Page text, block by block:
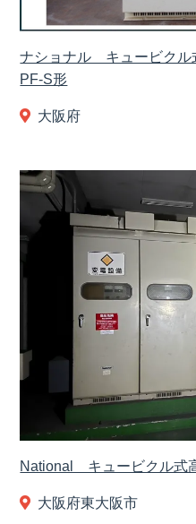
ナショナル キュービク
PF-S形
大阪府
National キュービクル式
大阪府東大阪市